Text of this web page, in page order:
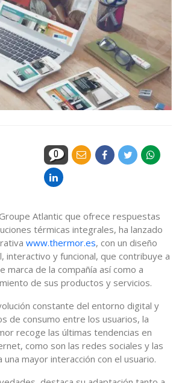
0
Atlantic que ofrece respuestas
térmicas integrales, ha lanzado
www.thermor.es, con un diseño
interactivo y funcional, que contribuye a
marca de la compañía así como a
de sus productos y servicios.
constante del entorno digital y
de consumo entre los usuarios, la
recoge las últimas tendencias en
como son las redes sociales y las
mayor interacción con el usuario.